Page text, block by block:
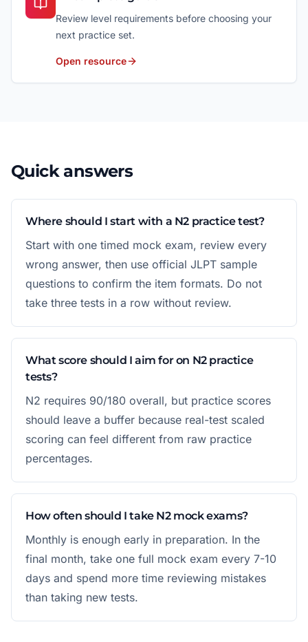
Review level requirements before choosing your
next practice set.
Open resource
Quick answers
Where should I start with a N2 practice test?
Start with one timed mock exam, review every
wrong answer, then use official JLPT sample
questions to confirm the item formats. Do not
take three tests in a row without review.
What score should I aim for on N2 practice
tests?
N2 requires 90/180 overall, but practice scores
should leave a buffer because real-test scaled
scoring can feel different from raw practice
percentages.
How often should I take N2 mock exams?
Monthly is enough early in preparation. In the
final month, take one full mock exam every 7-10
days and spend more time reviewing mistakes
than taking new tests.